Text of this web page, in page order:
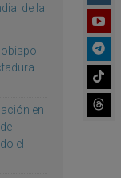
de la
obispo
en
el